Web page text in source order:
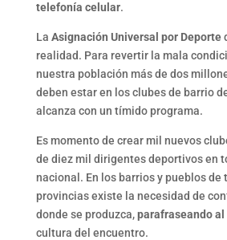
telefonía celular.
La Asignación Universal por Deporte
realidad. Para revertir la mala
nuestra población más de dos
deben estar en los clubes de barrio
alcanza con un tímido programa.
Es momento de crear mil nuevos
de diez mil dirigentes deportivos en
nacional. En los barrios y pueblos de
provincias existe la necesidad de
donde se produzca,parafraseando al
cultura del encuentro.